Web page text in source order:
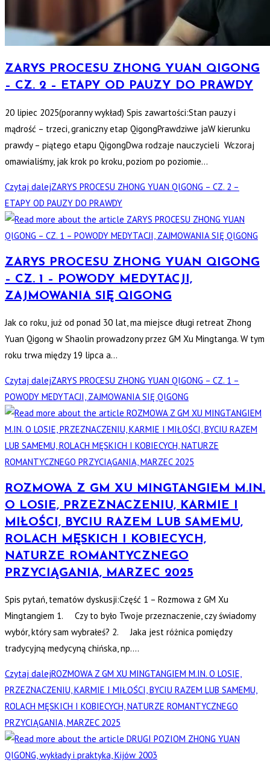
ZARYS PROCESU ZHONG YUAN QIGONG
– CZ. 2 – ETAPY OD PAUZY DO PRAWDY
20 lipiec 2025(poranny wykład) Spis zawartości:Stan pauzy i
mądrość – trzeci, graniczny etap QigongPrawdziwe jaW kierunku
prawdy – piątego etapu QigongDwa rodzaje nauczycieli Wczoraj
omawialiśmy, jak krok po kroku, poziom po poziomie…
Czytaj dalejZARYS PROCESU ZHONG YUAN QIGONG – CZ. 2 –
ETAPY OD PAUZY DO PRAWDY
ZARYS PROCESU ZHONG YUAN QIGONG
– CZ. 1 – POWODY MEDYTACJI,
ZAJMOWANIA SIĘ QIGONG
Jak co roku, już od ponad 30 lat, ma miejsce długi retreat Zhong
Yuan Qigong w Shaolin prowadzony przez GM Xu Mingtanga. W tym
roku trwa między 19 lipca a…
Czytaj dalejZARYS PROCESU ZHONG YUAN QIGONG – CZ. 1 –
POWODY MEDYTACJI, ZAJMOWANIA SIĘ QIGONG
ROZMOWA Z GM XU MINGTANGIEM M.IN.
O LOSIE, PRZEZNACZENIU, KARMIE I
MIŁOŚCI, BYCIU RAZEM LUB SAMEMU,
ROLACH MĘSKICH I KOBIECYCH,
NATURZE ROMANTYCZNEGO
PRZYCIĄGANIA, MARZEC 2025
Spis pytań, tematów dyskusji:Część 1 – Rozmowa z GM Xu
Mingtangiem 1. Czy to było Twoje przeznaczenie, czy świadomy
wybór, który sam wybrałeś? 2. Jaka jest różnica pomiędzy
tradycyjną medycyną chińska, np.…
Czytaj dalejROZMOWA Z GM XU MINGTANGIEM M.IN. O LOSIE,
PRZEZNACZENIU, KARMIE I MIŁOŚCI, BYCIU RAZEM LUB SAMEMU,
ROLACH MĘSKICH I KOBIECYCH, NATURZE ROMANTYCZNEGO
PRZYCIĄGANIA, MARZEC 2025